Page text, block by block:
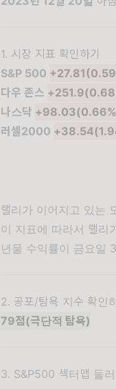
1. 시장 지표 확인하기
S&P 500
다우 존스
나스닥
러셀2000
랠리가 이어지고 있는
이 지표에 따라서 랠리
년물 수익률이 금요일
2. 공포/탐욕 지수 확인
79점(극단적 탐욕)
3. S&P500 섹터맵 둘